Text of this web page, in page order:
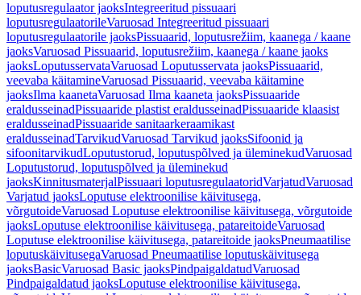
loputusregulaator jaoksIntegreeritud pissuaari
loputusregulaatorileVaruosad Integreeritud pissuaari
loputusregulaatorile jaoksPissuaarid, loputusrežiim, kaanega / kaane
jaoksVaruosad Pissuaarid, loputusrežiim, kaanega / kaane jaoks
jaoksLoputusservataVaruosad Loputusservata jaoksPissuaarid,
veevaba käitamineVaruosad Pissuaarid, veevaba käitamine
jaoksIlma kaanetaVaruosad Ilma kaaneta jaoksPissuaaride
eraldusseinadPissuaaride plastist eraldusseinadPissuaaride klaasist
eraldusseinadPissuaaride sanitaarkeraamikast
eraldusseinadTarvikudVaruosad Tarvikud jaoksSifoonid ja
sifoonitarvikudLoputustorud, loputuspõlved ja üleminekudVaruosad
Loputustorud, loputuspõlved ja üleminekud
jaoksKinnitusmaterjalPissuaari loputusregulaatoridVarjatudVaruosad
Varjatud jaoksLoputuse elektroonilise käivitusega,
võrgutoideVaruosad Loputuse elektroonilise käivitusega, võrgutoide
jaoksLoputuse elektroonilise käivitusega, patareitoideVaruosad
Loputuse elektroonilise käivitusega, patareitoide jaoksPneumaatilise
loputuskäivitusegaVaruosad Pneumaatilise loputuskäivitusega
jaoksBasicVaruosad Basic jaoksPindpaigaldatudVaruosad
Pindpaigaldatud jaoksLoputuse elektroonilise käivitusega,